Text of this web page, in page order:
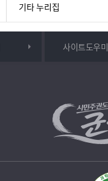
기타 누리집
사이트도우미